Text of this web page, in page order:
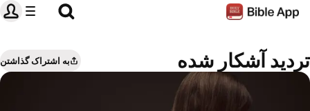
تردید آشکار شده به اشتراک گذاشتن